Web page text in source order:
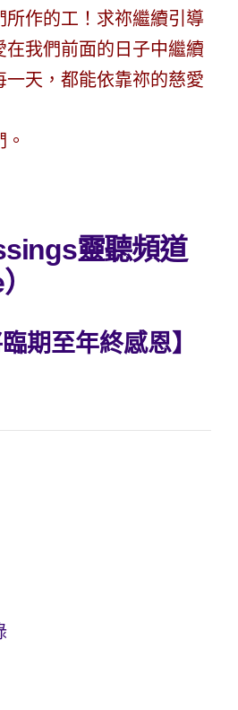
所作的工！求祢繼續引導
在我們前面的日子中繼續
一天，都能依靠祢的慈愛
靈聽頻道
期至年終感恩】